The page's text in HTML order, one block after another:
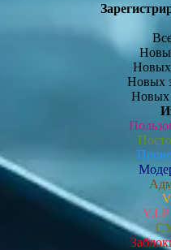
Новых
Новых
Новых